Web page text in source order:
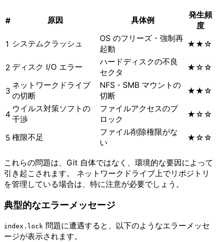
# 原因 具体例
発生頻
度
1 システムクラッシュ
OS のフリーズ・強制再
起動
★★☆
2 ディスク I/O エラー
ハードディスクの不良
セクタ
★☆☆
3
ネットワークドライブ
の切断
NFS・SMB マウントの
切断
★★☆
4
ウイルス対策ソフトの
干渉
ファイルアクセスのブ
ロック
★☆☆
5 権限不足
ファイル削除権限がな
い
★☆☆
これらの問題は、Git 自体ではなく、環境的な要因によって
引き起こされます。 ネットワークドライブ上でリポジトリ
を管理している場合は、特に注意が必要でしょう。
典型的なエラーメッセージ
index.lock 問題に遭遇すると、以下のようなエラーメッセ
ージが表示されます。